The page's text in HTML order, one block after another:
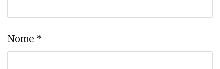
Nome *